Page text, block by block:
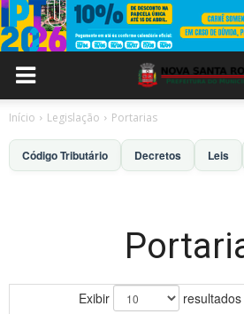
Início Legislação Portarias
Código Tributário Decretos Leis
Exibir